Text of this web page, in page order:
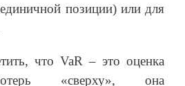
позиции) или для
что VaR – это оценка
«сверху», она